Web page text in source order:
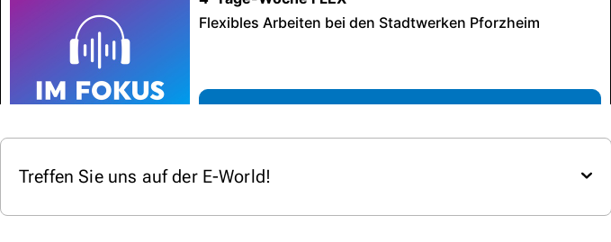
Treffen Sie uns auf der E-World!